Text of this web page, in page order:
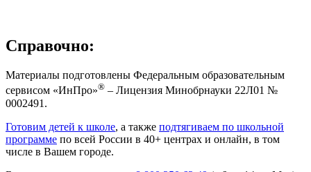
Справочно:
Материалы подготовлены Федеральным образовательным
сервисом «ИнПро»® – Лицензия Минобрнауки 22Л01 №
0002491.
Готовим детей к школе, а также подтягиваем по школьной
программе по всей России в 40+ центрах и онлайн, в том
числе в Вашем городе.